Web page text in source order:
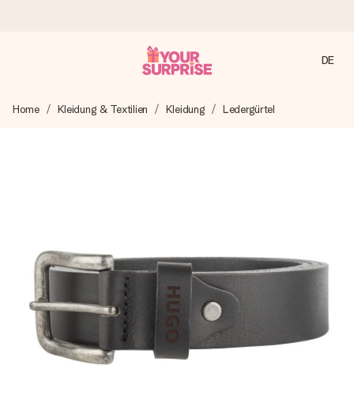
Wir bereiten dein Geschenk sorgfältig vor und schicken es
4,7 bei Google Reviews (Gesamtergebnis aller Länder, in
die wir versenden).
Mit Liebe gemacht, im Handumdrehen
Erstelle etwas Einzigartiges in wenigen Schritten – mit
DE
Home Kleidung & Textilien Kleidung Ledergürtel